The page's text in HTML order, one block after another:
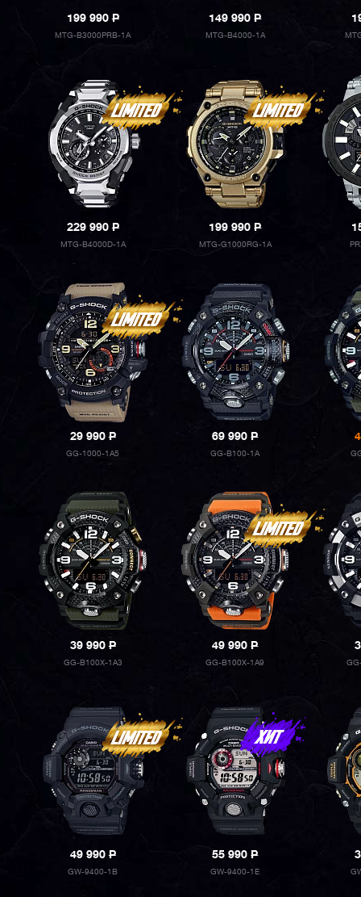
199 990P
MTG-B3000PRB-1A
149 990P
MTG-B4000-1A
229 990P
MTG-B4000D-1A
199 990P
MTG-G1000RG-1A
29 990P
GG-1000-1A5
69 990P
GG-B100-1A
39 990P
GG-B100X-1A3
49 990P
GG-B100X-1A9
49 990P
GW-9400-1B
55 990P
GW-9400-1E